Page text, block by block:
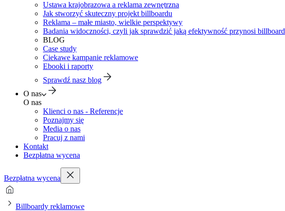
Ustawa krajobrazowa a reklama zewnętrzna
Jak stworzyć skuteczny projekt billboardu
Reklama – małe miasto, wielkie perspektywy
Badania widoczności, czyli jak sprawdzić jaką efektywność przynosi billboard
BLOG
Case study
Ciekawe kampanie reklamowe
Ebooki i raporty
Sprawdź nasz blog
O nas
O nas
Klienci o nas - Referencje
Poznajmy się
Media o nas
Pracuj z nami
Kontakt
Bezpłatna wycena
Bezpłatna wycena
Billboardy reklamowe